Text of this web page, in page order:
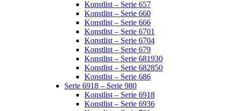
Konstlist – Serie 657
Konstlist – Serie 660
Konstlist – Serie 666
Konstlist – Serie 6701
Konstlist – Serie 6704
Konstlist – Serie 679
Konstlist – Serie 681930
Konstlist – Serie 682850
Konstlist – Serie 686
Serie 6918 – Serie 980
Konstlist – Serie 6918
Konstlist – Serie 6936